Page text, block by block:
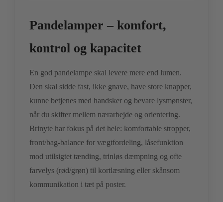
Pandelamper – komfort,
kontrol og kapacitet
En god pandelampe skal levere mere end lumen.
Den skal sidde fast, ikke gnave, have store knapper,
kunne betjenes med handsker og bevare lysmønster,
når du skifter mellem nærarbejde og orientering.
Brinyte har fokus på det hele: komfortable stropper,
front/bag-balance for vægtfordeling, låsefunktion
mod utilsigtet tænding, trinløs dæmpning og ofte
farvelys (rød/grøn) til kortlæsning eller skånsom
kommunikation i tæt på poster.